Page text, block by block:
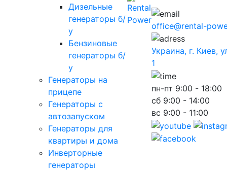
Дизельные
генераторы б/
у
Бензиновые
генераторы б/
у
Генераторы на
прицепе
Генераторы с
автозапуском
Генераторы для
квартиры и дома
Инверторные
генераторы
office@rental-
Украина, г. Киев,
1
пн-пт 9:00 - 18:00
сб 9:00 - 14:00
вс 9:00 - 11:00